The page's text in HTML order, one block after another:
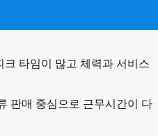
크 타임이 많고 체력과 서비스
판매 중심으로 근무시간이 다